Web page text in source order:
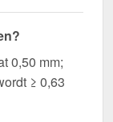
0,50 mm;
≥ 0,63